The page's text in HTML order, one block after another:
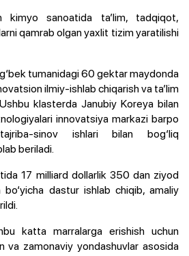
kimyo sanoatida ta’lim, tadqiqot,
qamrab olgan yaxlit tizim yaratilishi
tumanidagi 60 gektar maydonda
ilmiy-ishlab chiqarish va ta’lim
klasterda Janubiy Koreya bilan
innovatsiya markazi barpo
sinov ishlari bilan bog‘liq
beriladi.
17 milliard dollarlik 350 dan ziyod
dastur ishlab chiqib, amaliy
katta marralarga erishish uchun
va zamonaviy yondashuvlar asosida